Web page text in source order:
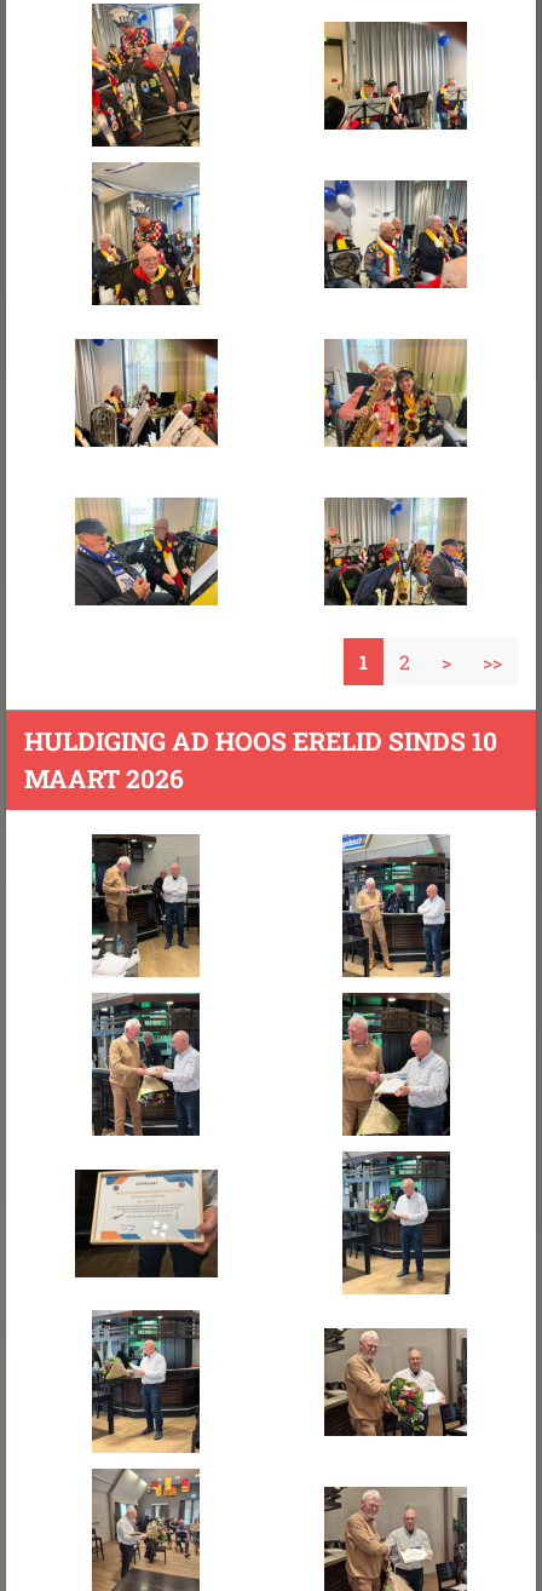
1 2 > >>
HULDIGING AD HOOS ERELID SINDS 10
MAART 2026